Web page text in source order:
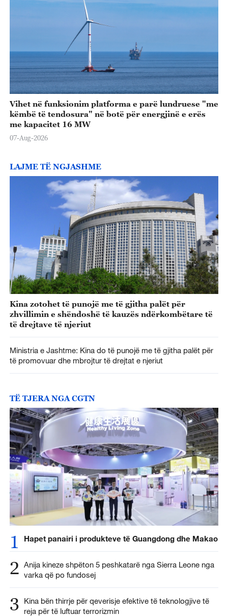
Vihet në funksionim platforma e parë lundruese "me
këmbë të tendosura" në botë për energjinë e erës
me kapacitet 16 MW
07-Aug-2026
LAJME TË NGJASHME
Kina zotohet të punojë me të gjitha palët për
zhvillimin e shëndoshë të kauzës ndërkombëtare të
të drejtave të njeriut
Ministria e Jashtme: Kina do të punojë me të gjitha palët për
të promovuar dhe mbrojtur të drejtat e njeriut
TË TJERA NGA CGTN
1 Hapet panairi i produkteve të Guangdong dhe Makao
2 Anija kineze shpëton 5 peshkatarë nga Sierra Leone nga
varka që po fundosej
3
Kina bën thirrje për qeverisje efektive të teknologjive të
reja për të luftuar terrorizmin